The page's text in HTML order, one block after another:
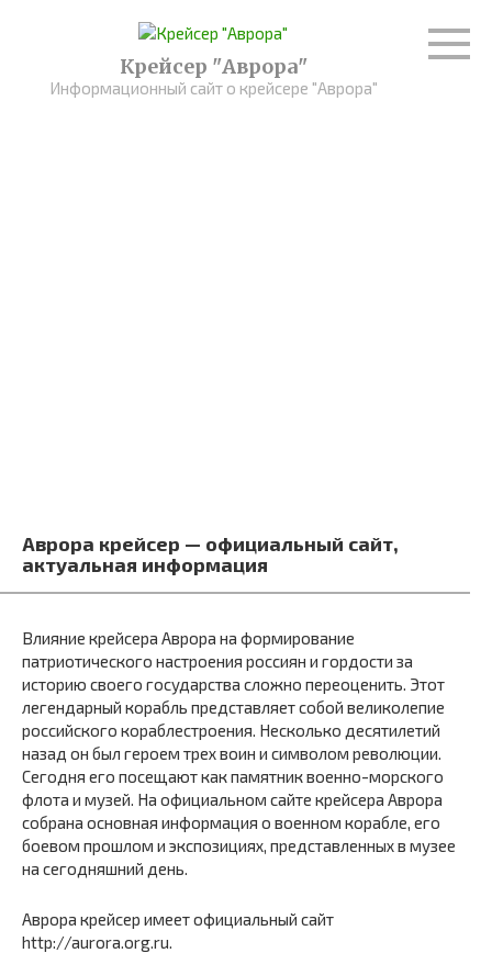
Крейсер "Аврора"
Информационный сайт о крейсере "Аврора"
Аврора крейсер — официальный сайт,
актуальная информация
Влияние крейсера Аврора на формирование
патриотического настроения россиян и гордости за
историю своего государства сложно переоценить. Этот
легендарный корабль представляет собой великолепие
российского кораблестроения. Несколько десятилетий
назад он был героем трех воин и символом революции.
Сегодня его посещают как памятник военно-морского
флота и музей. На официальном сайте крейсера Аврора
собрана основная информация о военном корабле, его
боевом прошлом и экспозициях, представленных в музее
на сегодняшний день.
Аврора крейсер имеет официальный сайт
http://aurora.org.ru.